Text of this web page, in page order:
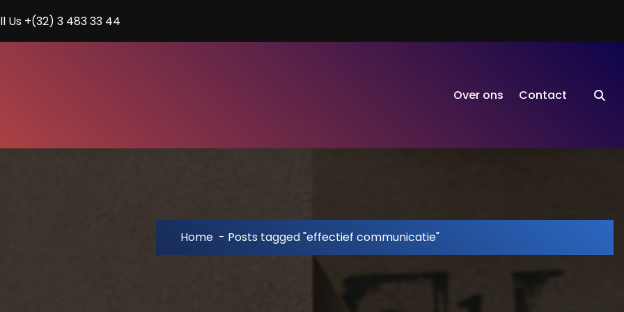
Us +(32) 3 483 33 44
Over ons Contact
Home - Posts tagged "effectief communicatie"